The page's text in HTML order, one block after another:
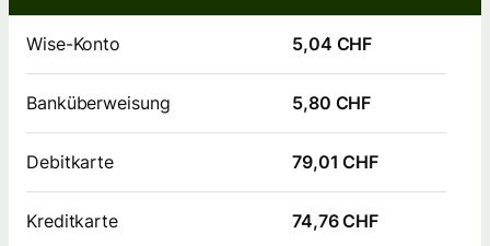
Wise-Konto 5,04 CHF
Banküberweisung 5,80 CHF
Debitkarte 79,01 CHF
Kreditkarte 74,76 CHF